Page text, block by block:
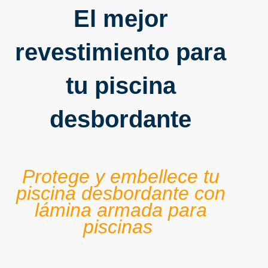
El mejor
revestimiento para
tu piscina
desbordante
Protege y embellece tu
piscina desbordante con
lámina armada para
piscinas